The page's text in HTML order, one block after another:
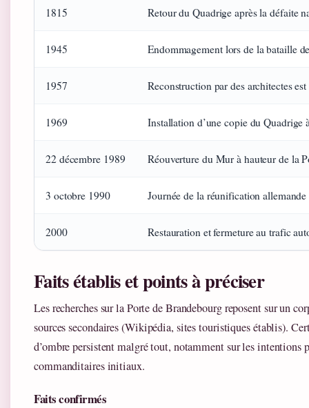
1815 Retour du Quadrige après la défaite
1945 Endommagement lors de la bataille
1957 Reconstruction par des architectes est
1969 Installation d’une copie du Quadrige
22 décembre 1989 Réouverture du Mur à hauteur de la
3 octobre 1990 Journée de la réunification allemande
2000 Restauration et fermeture au trafic
Faits établis et points à préciser
Les recherches sur la Porte de Brandebourg reposent sur un
sources secondaires (Wikipédia, sites touristiques établis).
d’ombre persistent malgré tout, notamment sur les intentions
commanditaires initiaux.
Faits confirmés